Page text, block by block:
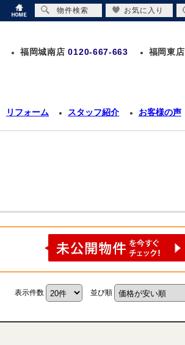
福岡城南店 0120-667-663 福岡東店
リフォーム スタッフ紹介 お客様の声
表示件数 並び順
物件検索 お気に入り